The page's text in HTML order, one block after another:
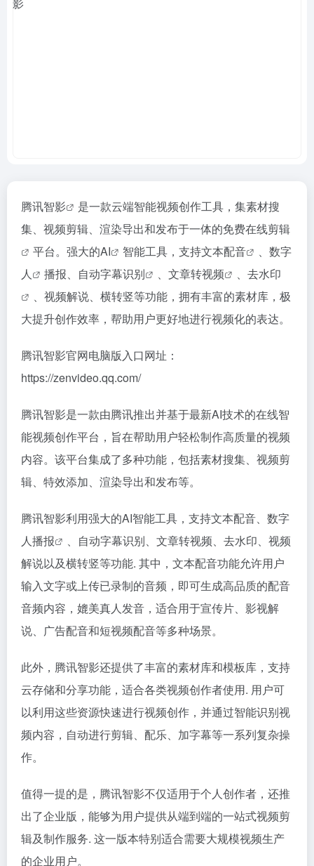
腾讯智影
是一款云端智能视频创作工具，集素材搜
集、视频剪辑、渲染导出和发布于一体的免费在线剪辑
平台。强大的AI 智能工具，支持文本配音 、 数字
人
播报、自动字幕识别 、 文章转视频 、 去水印
、视频解说、横转竖等功能，拥有丰富的素材库，极
大提升创作效率，帮助用户更好地进行视频化的表达。
腾讯智影官网电脑版入口网址：
https://zenvideo.qq.com/
腾讯智影是一款由腾讯推出并基于最新AI技术的在线智
能视频创作平台，旨在帮助用户轻松制作高质量的视频
内容。该平台集成了多种功能，包括素材搜集、视频剪
辑、特效添加、渲染导出和发布等。
腾讯智影利用强大的AI智能工具，支持文本配音、 数字
人播报
、自动字幕识别、文章转视频、去水印、视频
解说以及横转竖等功能. 其中，文本配音功能允许用户
输入文字或上传已录制的音频，即可生成高品质的配音
音频内容，媲美真人发音，适合用于宣传片、影视解
说、广告配音和短视频配音等多种场景。
此外，腾讯智影还提供了丰富的素材库和模板库，支持
云存储和分享功能，适合各类视频创作者使用. 用户可
以利用这些资源快速进行视频创作，并通过智能识别视
频内容，自动进行剪辑、配乐、加字幕等一系列复杂操
作。
值得一提的是，腾讯智影不仅适用于个人创作者，还推
出了企业版，能够为用户提供从端到端的一站式视频剪
辑及制作服务. 这一版本特别适合需要大规模视频生产
的企业用户。